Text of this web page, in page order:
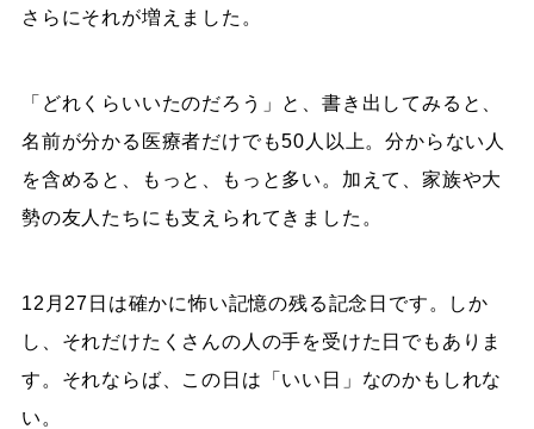
さらにそれが増えました。
「どれくらいいたのだろう」と、書き出してみると、
名前が分かる医療者だけでも50人以上。分からない人
を含めると、もっと、もっと多い。加えて、家族や大
勢の友人たちにも支えられてきました。
12月27日は確かに怖い記憶の残る記念日です。しか
し、それだけたくさんの人の手を受けた日でもありま
す。それならば、この日は「いい日」なのかもしれな
い。